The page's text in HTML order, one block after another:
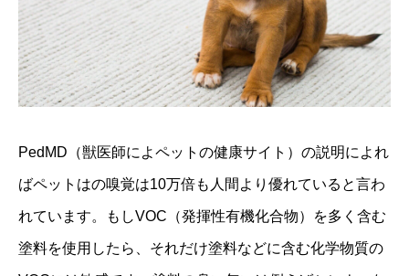
PedMD（獣医師によペットの健康サイト）の説明によれ
ばペットはの嗅覚は10万倍も人間より優れていると言わ
れています。もしVOC（発揮性有機化合物）を多く含む
塗料を使用したら、それだけ塗料などに含む化学物質の